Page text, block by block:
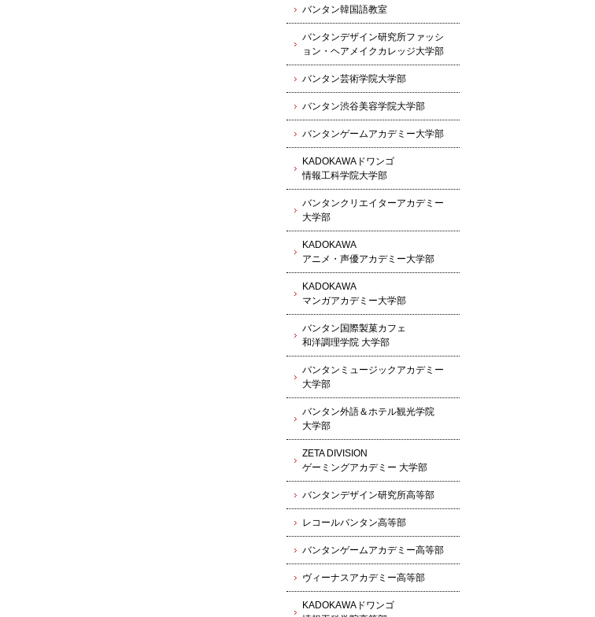
バンタン韓国語教室
バンタンデザイン研究所ファッシ
ョン・ヘアメイクカレッジ大学部
バンタン芸術学院大学部
バンタン渋谷美容学院大学部
バンタンゲームアカデミー大学部
KADOKAWAドワンゴ
情報工科学院大学部
バンタンクリエイターアカデミー
大学部
KADOKAWA
アニメ・声優アカデミー大学部
KADOKAWA
マンガアカデミー大学部
バンタン国際製菓カフェ
和洋調理学院 大学部
バンタンミュージックアカデミー
大学部
バンタン外語＆ホテル観光学院
大学部
ZETA DIVISION
ゲーミングアカデミー 大学部
バンタンデザイン研究所高等部
レコールバンタン高等部
バンタンゲームアカデミー高等部
ヴィーナスアカデミー高等部
KADOKAWAドワンゴ